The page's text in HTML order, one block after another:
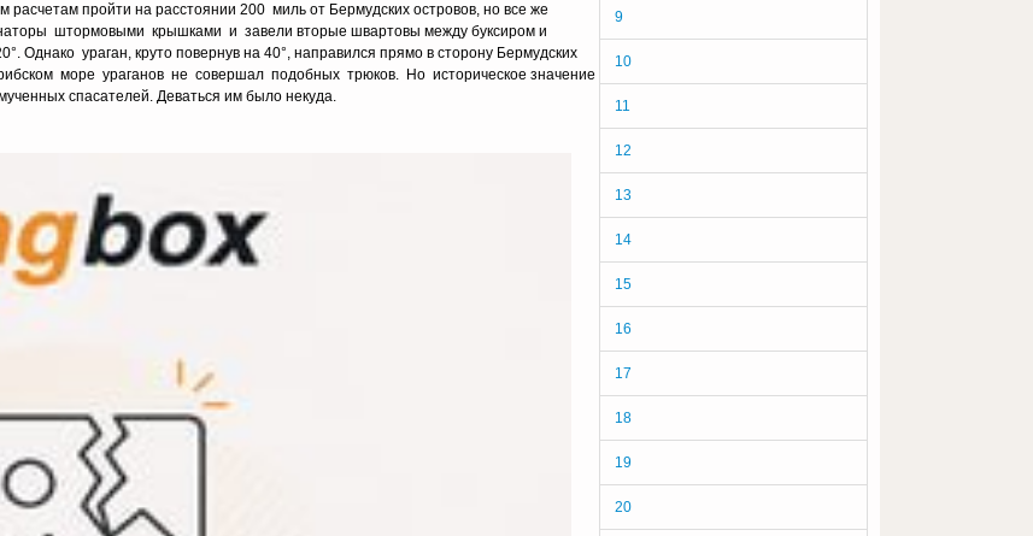
9
10
11
12
13
14
15
16
17
18
19
20
пройти на расстоянии 200 миль от Бермудских островов, но все же
штормовыми крышками и завели вторые швартовы между буксиром и
Однако ураган, круто повернув на 40°, направился прямо в сторону Бермудских
море ураганов не совершал подобных трюков. Но историческое значение
спасателей. Деваться им было некуда.